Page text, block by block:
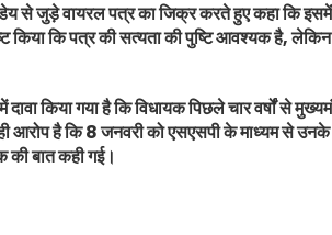
से जुड़े वायरल पत्र का जिक्र करते हुए कहा कि
किया कि पत्र की सत्यता की पुष्टि आवश्यक है,
किया गया है कि विधायक पिछले चार वर्षों से
आरोप है कि 8 जनवरी को एसएसपी के माध्यम से
बात कही गई।